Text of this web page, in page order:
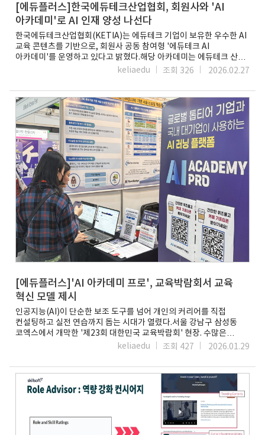
(DX)과 AI 시대에 발맞춰 임직원의 실질적인 행동 변화를 이끌어내야
하는 과제를 안고 있다. 실습과 체험 중심의 몰입형 교육은 직원들의
흥미를 유발할 뿐만 아니라, 오프라인 교육 비용에서 상대적으로
저렴한 교육 비용의 효율화와 업무 생산성 향상이라는 두 마리 토끼를
잡을 수 있는 강력한 전략적 우위가 될 수 있다.업계 관계자는 “이제
기업 교육은 '모두에게 똑같이 제공되는 단방향 콘텐츠'에서 '개인
역할에 맞춘 AI 기반의 상호작용 경험'으로 진화해야 한다”며 “국내
강화하고 비즈니스 목표 달성의 원동력으로 삼아야 할 때”라고
강조했다.마송은 기자
running@etnews.comhttps://m.etnews.com/20260227000
323
[에듀플러스]한국에듀테크산업협회, 회원사와 'AI
아카데미'로 AI 인재 양성 나선다
한국에듀테크산업협회(KETIA)는 에듀테크 기업이 보유한 우수한 AI
교육 콘텐츠를 기반으로, 회원사 공동 참여형 '에듀테크 AI
아카데미'를 운영하고 있다고 밝혔다.해당 아카데미는 에듀테크 산업
종사자뿐만 아니라 AI 활용 및 AI 기반 직무 교육에 관심이 있는
현장에서 즉시 활용 가능한 AI 실무 역량을 체계적으로 제공하는 것이
특징이다.최근 생성형 AI를 중심으로 산업 전반의 업무 방식이 빠르게
변화하면서, 특정 직무나 전공에 국한되지 않은 실무 중심 AI 교육에
대한 수요가 확대되고 있다. 이에 따라 현업에서 바로 적용할 수 있는
AI 역량을 체계적으로 학습할 수 있는 교육 플랫폼의 필요성도 커지고
있다. 협회는 이러한 변화에 대응해 산업과 개인 모두를 아우르는 AI
교육 체계를 구축하고자 에듀테크 AI 아카데미를 운영한다.에듀테크
AI 아카데미는 협회가 운영 주체가 되어 플랫폼과 학습 체계를 총괄
관리하고, 회원사는 각자의 전문 분야별 AI 교육 프로그램을 제공하는
구조로 운영된다. 특정 기업 중심이 아닌 협회 주도형 모델을 통해,
산업 전반의 교육 수요와 현장 요구를 반영한 중립적이고 신뢰도 높은
학습 체계를 구축한 점이 차별화 요소다. 이를 통해 협회는 다양한
회원사의 교육 역량을 유기적으로 연계·운영하며, 산업 수요와 개인
학습 수요를 동시에 반영한 AI 교육 프로그램을 지속적으로 확장해
나가고 있다.AI 아카데미는 현재 '구독형 온라인 학습'과 '실시간
라이브 교육' 등으로 운영되고 있다. 직무별 AI 학습 콘텐츠를 구독
방식으로 제공하는 'AI 아카데미 프로(Academy Pro)'와, 실무
Live)' 과정이다.구독형 교육 플랫폼인 AI 아카데미 프로는
전자신문의 교육 브랜드인 이티에듀와 글로벌 교육 콘텐츠 기업
스킬소프트의 한국 총판인 코리아파트너스그룹이 함께 참여해
운영하고 있다. 기획, 개발, 데이터, 마케팅, 교육 등 다양한 직무를
아우르는 AI 활용 교육 콘텐츠를 구독형으로 제공하며, 학습자는
자신의 직무와 수준에 맞춰 필요한 교육을 선택해 학습할 수 있다.
비전공자나 AI 입문자도 단계적으로 학습할 수 있도록 구성돼, 직무
제공한다.실시간 교육 트랙인 AI 아카데미 라이브는 에듀테크 기업인
인튜브와 협력해 운영된다. 실무 전문가와 함께하는 실시간 온라인
교육 과정으로, 생성형 AI, 기획, 프레젠테이션, 개발, 데이터 분석 등
현업에서 즉시 활용 가능한 주제를 중심으로 구성된다. 강의와 실습,
피드백이 결합한 구조로, 단기간에 실질적인 AI 활용 역량을 확보할 수
있도록 설계됐다.에듀테크 AI 아카데미의 교육 과정은 단순한 이론
학습에 그치지 않고, 실제 업무 적용과 개인 포트폴리오 구성 등으로
keliaedu 조회 326 2026.02.27
[에듀플러스]'AI 아카데미 프로', 교육박람회서 교육
혁신 모델 제시
인공지능(AI)이 단순한 보조 도구를 넘어 개인의 커리어를 직접
컨설팅하고 실전 연습까지 돕는 시대가 열렸다.서울 강남구 삼성동
코엑스에서 개막한 '제23회 대한민국 교육박람회' 현장. 수많은
에듀테크 부스 중 유독 관람객들의 발길이 끊이지 않는 곳이 있었다.
부스는 단순히 지식을 전달하는 강의를 넘어, 학습자가 목표한 역량에
가장 빠르게 도달할 수 있는 '초개인화 학습 경험'을 선보이며 박람회
기간 내내 큰 관심을 받았다.이번 박람회에서 AI-Native 학습 플랫폼,
퍼시피오(Percipio)는 단순히 소프트 스킬(Soft Skills) 콘텐츠를
제공하는 플랫폼을 넘어, 생성형 AI를 통해 학습자가 원하는 목표
지점까지 가장 빠르게 도달하게 만드는 혁신적인 경로를 선보이며 큰
호응을 얻었다.단순 학습 넘어 ‘목표 도달’ 최적화…글로벌 엔진의
keliaedu 조회 427 2026.01.29